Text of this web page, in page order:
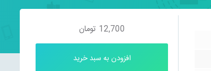
12,700 تومان
افزودن به سبد خرید